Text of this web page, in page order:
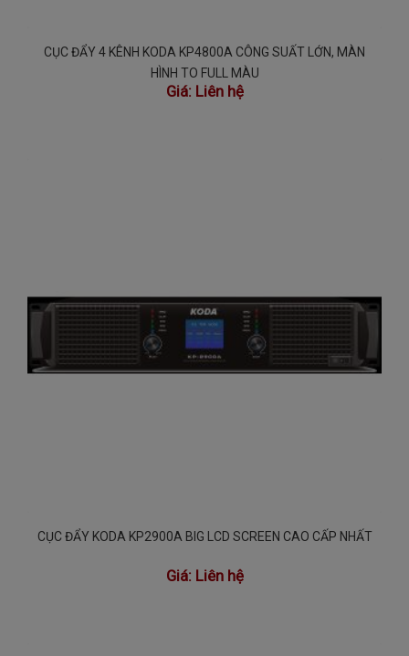
CỤC ĐẨY 4 KÊNH KODA KP4800A CÔNG SUẤT LỚN, MÀN
HÌNH TO FULL MÀU
Giá: Liên hệ
CỤC ĐẨY KODA KP2900A BIG LCD SCREEN CAO CẤP NHẤT
Giá: Liên hệ